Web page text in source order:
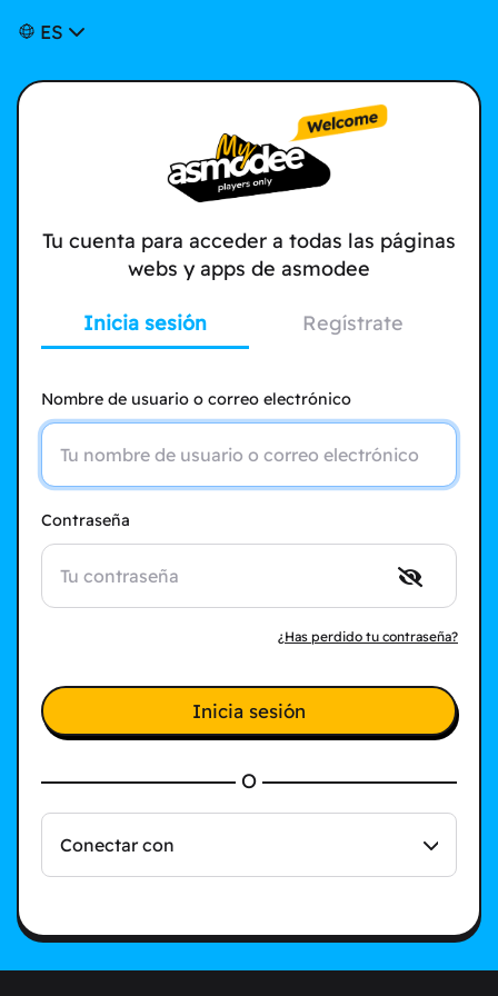
ES
Tu cuenta para acceder a todas las páginas
webs y apps de asmodee
Inicia sesión Regístrate
Nombre de usuario o correo electrónico
Contraseña
¿Has perdido tu contraseña?
Inicia sesión
O
Conectar con